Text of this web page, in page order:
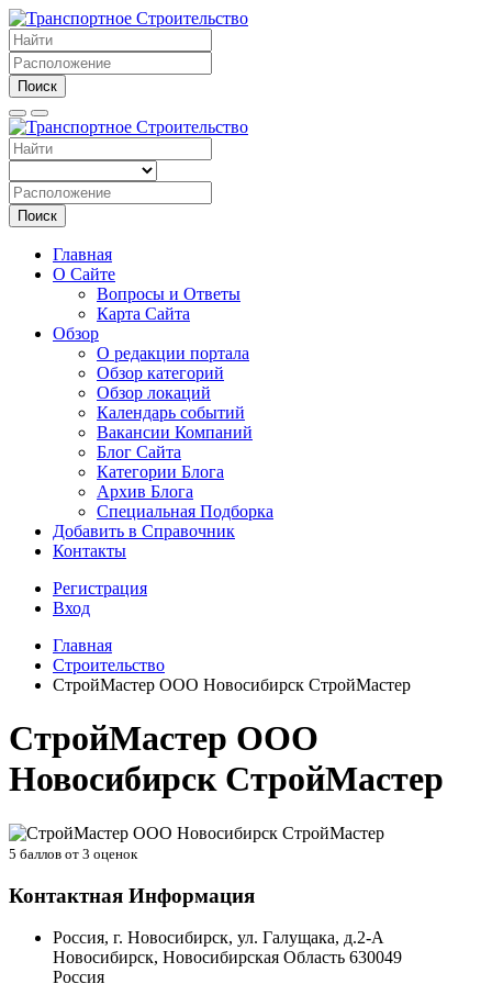
Поиск
Поиск
Главная
О Сайте
Вопросы и Ответы
Карта Сайта
Обзор
О редакции портала
Обзор категорий
Обзор локаций
Календарь событий
Вакансии Компаний
Блог Сайта
Категории Блога
Архив Блога
Специальная Подборка
Добавить в Справочник
Контакты
Регистрация
Вход
Главная
Строительство
СтройМастер ООО Новосибирск СтройМастер
СтройМастер ООО
Новосибирск СтройМастер
5 баллов от 3 оценок
Контактная Информация
Россия, г. Новосибирск, ул. Галущака, д.2-А
Новосибирск, Новосибирская Область 630049
Россия